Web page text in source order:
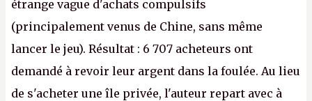
étrange vague d'achats compulsifs
(principalement venus de Chine, sans même
lancer le jeu). Résultat : 6 707 acheteurs ont
demandé à revoir leur argent dans la foulée. Au lieu
de s'acheter une île privée, l'auteur repart avec à